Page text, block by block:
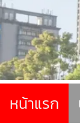
หน้าแรก